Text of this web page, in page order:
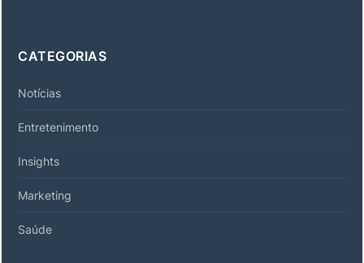
CATEGORIAS
Notícias
Entretenimento
Insights
Marketing
Saúde